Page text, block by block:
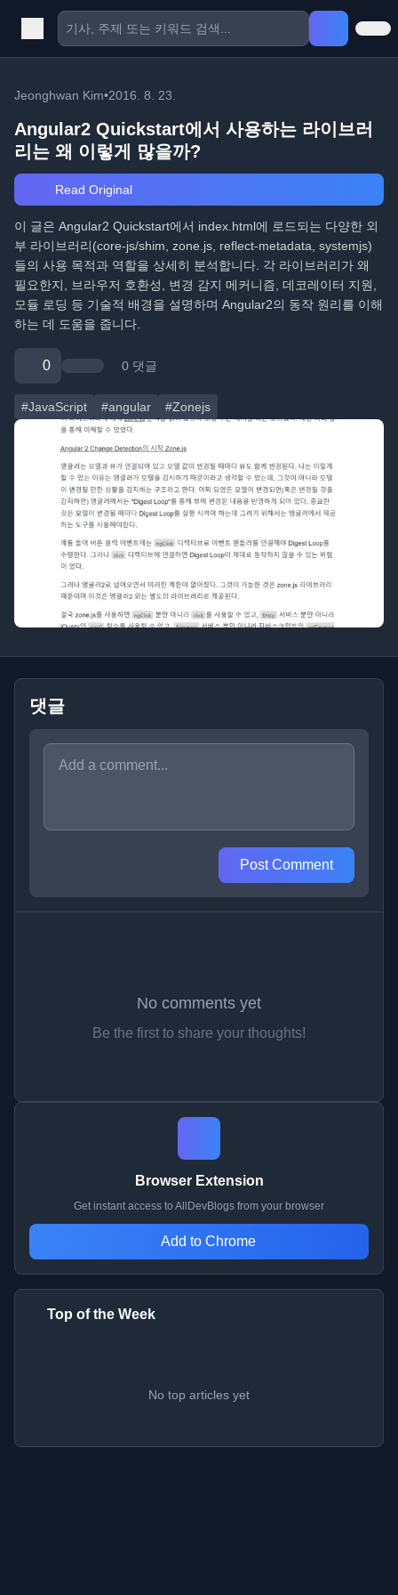
Jeonghwan Kim•2016. 8. 23.
Angular2 Quickstart에서 사용하는 라이브러
리는 왜 이렇게 많을까?
Read Original
이 글은 Angular2 Quickstart에서 index.html에 로드되는 다양한 외
부 라이브러리(core-js/shim, zone.js, reflect-metadata, systemjs)
들의 사용 목적과 역할을 상세히 분석합니다. 각 라이브러리가 왜
필요한지, 브라우저 호환성, 변경 감지 메커니즘, 데코레이터 지원,
모듈 로딩 등 기술적 배경을 설명하며 Angular2의 동작 원리를 이해
하는 데 도움을 줍니다.
0 0 댓글
#JavaScript #angular #Zonejs
댓글
Post Comment
No comments yet
Be the first to share your thoughts!
Browser Extension
Get instant access to AllDevBlogs from your browser
Add to Chrome
Top of the Week
No top articles yet